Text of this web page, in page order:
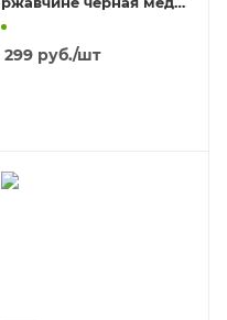
520мл/6
299руб./шт